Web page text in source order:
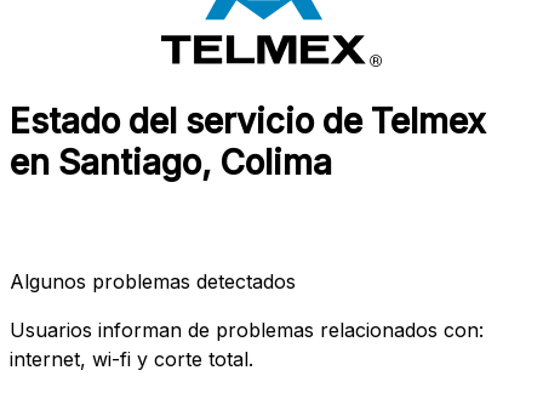
Estado del servicio de Telmex
en Santiago, Colima
Algunos problemas detectados
Usuarios informan de problemas relacionados con:
internet, wi-fi y corte total.